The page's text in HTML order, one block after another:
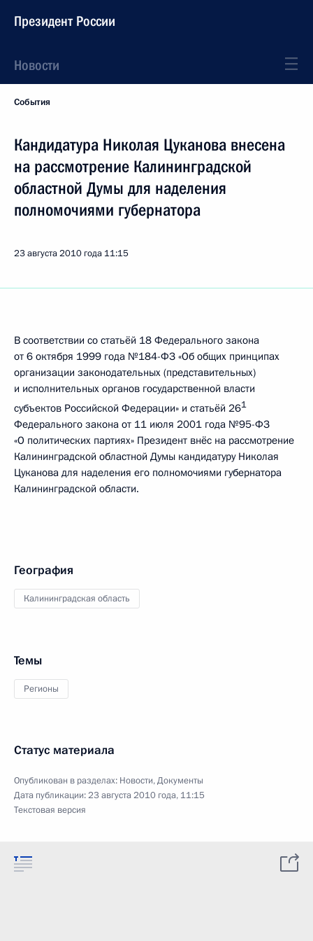
Президент России
Новости
События
Кандидатура Николая Цуканова внесена
на рассмотрение Калининградской
областной Думы для наделения
полномочиями губернатора
23 августа 2010 года 11:15
В соответствии со статьёй 18 Федерального закона
от 6 октября 1999 года №184-ФЗ «Об общих принципах
организации законодательных (представительных)
и исполнительных органов государственной власти
субъектов Российской Федерации» и статьёй 261
Федерального закона от 11 июля 2001 года №95-ФЗ
«О политических партиях» Президент внёс на рассмотрение
Калининградской областной Думы кандидатуру Николая
Цуканова для наделения его полномочиями губернатора
Калининградской области.
География
Калининградская область
Темы
Регионы
Статус материала
Опубликован в разделах: Новости,Документы
Дата публикации:23 августа 2010 года, 11:15
Текстовая версия